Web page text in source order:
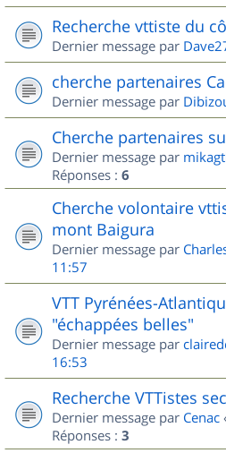
Recherche vttiste du
Dernier message par
cherche partenaires
Dernier message par
Cherche partenaires
Dernier message par
Réponses : 6
Cherche volontaire
mont Baigura
Dernier message par
11:57
VTT Pyrénées-
"échappées belles"
Dernier message par
16:53
Recherche VTTistes
Dernier message par Cenac
Réponses : 3